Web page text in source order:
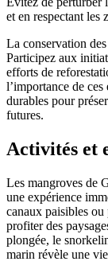
et en respectant les
La conservation
Participez aux
efforts de
l’importance de
durables pour
futures.
Activités et
Les mangroves de
une expérience
canaux paisibles
profiter des
plongée, le
marin révèle une